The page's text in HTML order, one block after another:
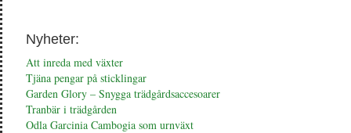
Nyheter:
Att inreda med växter
Tjäna pengar på sticklingar
Garden Glory – Snygga trädgårdsaccesoarer
Tranbär i trädgården
Odla Garcinia Cambogia som urnväxt